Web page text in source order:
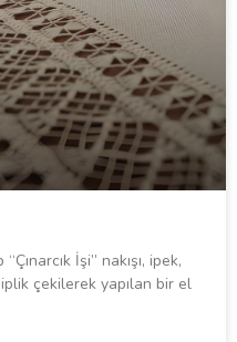
İşi” nakışı, ipek,
çekilerek yapılan bir el